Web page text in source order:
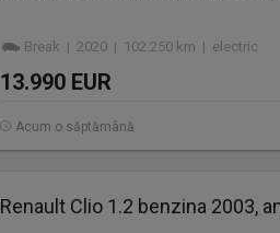
Break | 2020 | 102.250 km | electric
13.990 EUR
Acum o săptămână
Renault Clio 1.2 benzina 2003,